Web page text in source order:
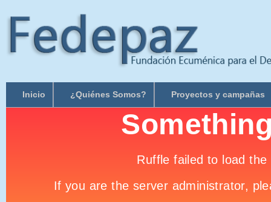
Inicio ¿Quiénes Somos? Proyectos y campañas